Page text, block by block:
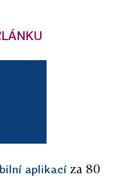
aplikací za 80